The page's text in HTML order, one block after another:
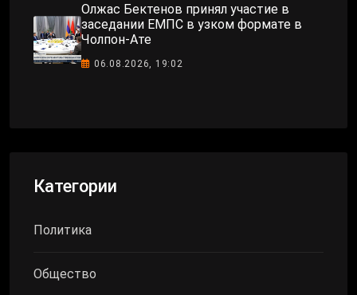
Олжас Бектенов принял участие в
заседании ЕМПС в узком формате в
Чолпон-Ате
06.08.2026, 19:02
Категории
Политика
Общество